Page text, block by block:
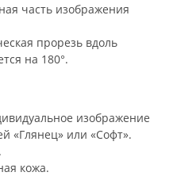
часть изображения
прорезь вдоль
на 180°.
изображение
«Глянец» или «Софт».
кожа.